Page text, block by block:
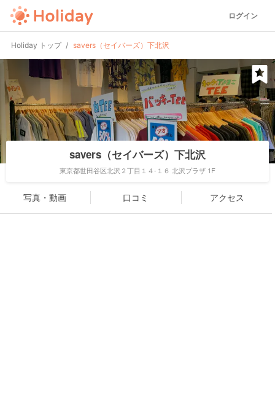
ログイン
Holiday トップ savers（セイバーズ）下北沢
savers（セイバーズ）下北沢
東京都世田谷区北沢２丁目１４-１６ 北沢プラザ 1F
写真・動画 口コミ アクセス